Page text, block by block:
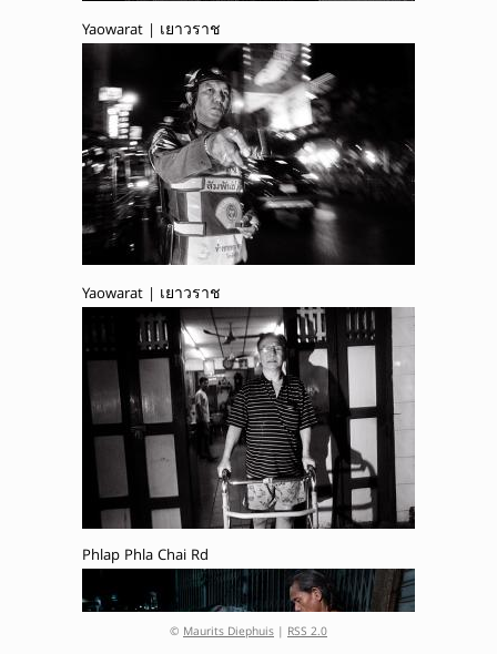
Yaowarat | เยาวราช
Yaowarat | เยาวราช
Phlap Phla Chai Rd
© Maurits Diephuis | RSS 2.0